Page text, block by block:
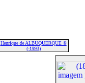
Henrique de ALBUQUERQUE ®
(-1993)